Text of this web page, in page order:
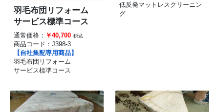
羽毛布団リフォーム
サービス標準コース
通常価格： ￥40,700 税込
商品コード： J398-3
【自社集配専用商品】
羽毛布団リフォーム
サービス標準コース
低反発マットレスクリーニン
グ